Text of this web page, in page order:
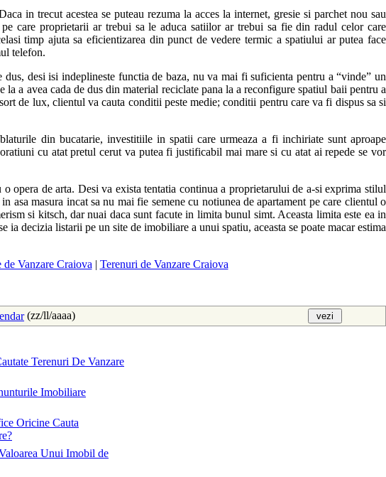
in trecut acestea se puteau rezuma la acces la internet, gresie si parchet nou sau
care proprietarii ar trebui sa le aduca satiilor ar trebui sa fie din radul celor care
timp ajuta sa eficientizarea din punct de vedere termic a spatiului ar putea face
telefon.
desi isi indeplineste functia de baza, nu va mai fi suficienta pentru a “vinde” un
a avea cada de dus din material reciclate pana la a reconfigure spatiul baii pentru a
de lux, clientul va cauta conditii peste medie; conditii pentru care va fi dispus sa si
din bucatarie, investitiile in spatii care urmeaza a fi inchiriate sunt aproape
cu atat pretul cerut va putea fi justificabil mai mare si cu atat ai repede se vor
opera de arta. Desi va exista tentatia continua a proprietarului de a-si exprima stilul
masura incat sa nu mai fie semene cu notiunea de apartament pe care clientul o
si kitsch, dar nuai daca sunt facute in limita bunul simt. Aceasta limita este ea in
decizia listarii pe un site de imobiliare a unui spatiu, aceasta se poate macar estima
de Vanzare Craiova | Terenuri de Vanzare Craiova
(zz/ll/aaaa)
Terenuri De Vanzare
Imobiliare
Oricine Cauta
Unui Imobil de